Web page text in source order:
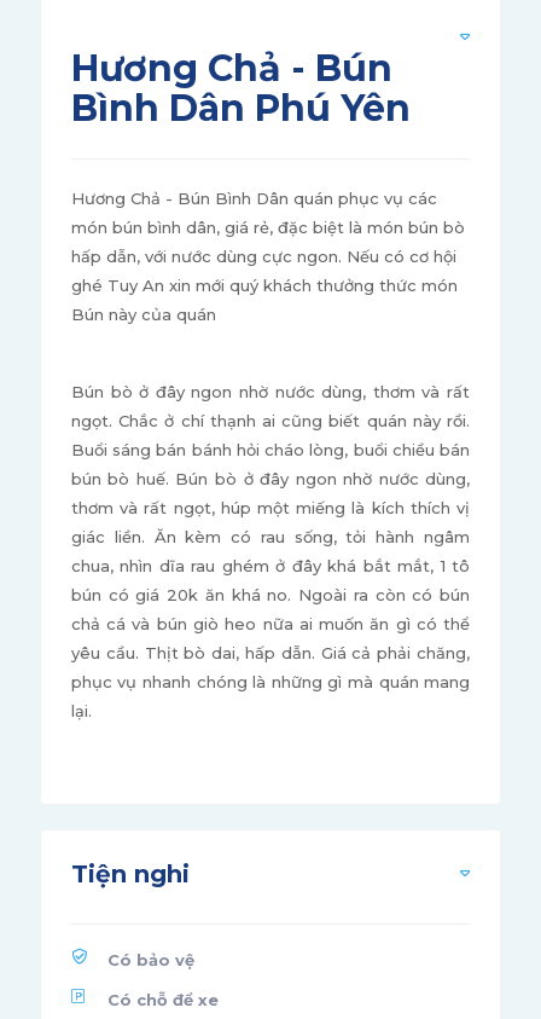
Hương Chả - Bún
Bình Dân Phú Yên
Hương Chả - Bún Bình Dân quán phục vụ các
món bún bình dân, giá rẻ, đặc biệt là món bún bò
hấp dẫn, với nước dùng cực ngon. Nếu có cơ hội
ghé Tuy An xin mới quý khách thưởng thức món
Bún này của quán
Bún bò ở đây ngon nhờ nước dùng, thơm và rất
ngọt. Chắc ở chí thạnh ai cũng biết quán này rồi.
Buổi sáng bán bánh hỏi cháo lòng, buổi chiều bán
bún bò huế. Bún bò ở đây ngon nhờ nước dùng,
thơm và rất ngọt, húp một miếng là kích thích vị
giác liền. Ăn kèm có rau sống, tỏi hành ngâm
chua, nhìn dĩa rau ghém ở đây khá bắt mắt, 1 tô
bún có giá 20k ăn khá no. Ngoài ra còn có bún
chả cá và bún giò heo nữa ai muốn ăn gì có thể
yêu cầu. Thịt bò dai, hấp dẫn. Giá cả phải chăng,
phục vụ nhanh chóng là những gì mà quán mang
lại.
Tiện nghi
Có bảo vệ
Có chỗ để xe